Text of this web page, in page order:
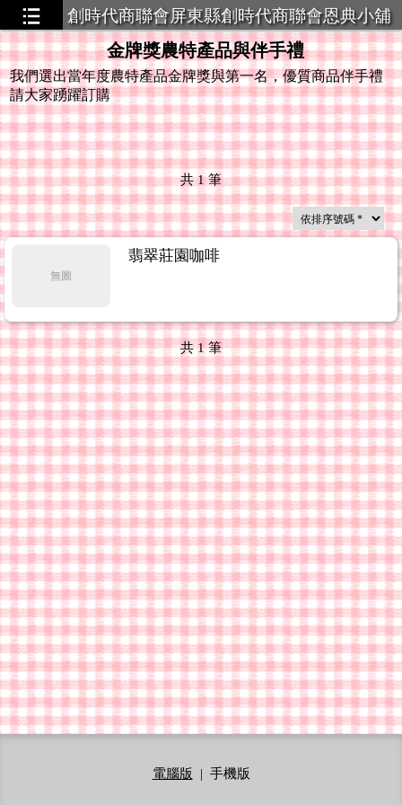
創時代商聯會屏東縣創時代商聯會恩典小舖
策略聯盟
金牌獎農特產品與伴手禮
我們選出當年度農特產品金牌獎與第一名，優質商品伴手禮
請大家踴躍訂購
共1筆
無圖
翡翠莊園咖啡
共1筆
電腦版 | 手機版